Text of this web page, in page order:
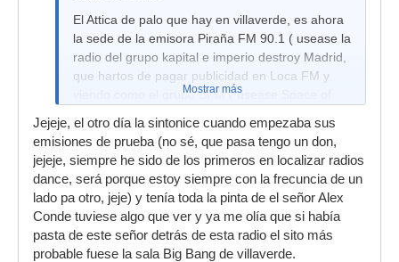
El Attica de palo que hay en villaverde, es ahora
la sede de la emisora Piraña FM 90.1 ( usease la
radio del grupo kapital e imperio destroy Madrid,
que hartos de pagar publicidad en Loca FM y
viendo como el grupo SFM ( usease Space of
han decidido montarse la radio por su cuenta ).
Mostrar más
Jejeje, el otro día la sintonice cuando empezaba sus
emisiones de prueba (no sé, que pasa tengo un don,
jejeje, siempre he sido de los primeros en localizar radios
dance, será porque estoy siempre con la frecuncia de un
lado pa otro, jeje) y tenía toda la pinta de el señor Alex
Conde tuviese algo que ver y ya me olía que si había
pasta de este señor detrás de esta radio el sito más
probable fuese la sala Big Bang de villaverde.